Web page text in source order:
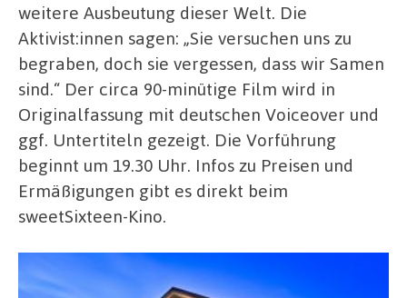
weitere Ausbeutung dieser Welt. Die
Aktivist:innen sagen: „Sie versuchen uns zu
begraben, doch sie vergessen, dass wir Samen
sind.“ Der circa 90-minütige Film wird in
Originalfassung mit deutschen Voiceover und
ggf. Untertiteln gezeigt. Die Vorführung
beginnt um 19.30 Uhr. Infos zu Preisen und
Ermäßigungen gibt es direkt beim
sweetSixteen-Kino.